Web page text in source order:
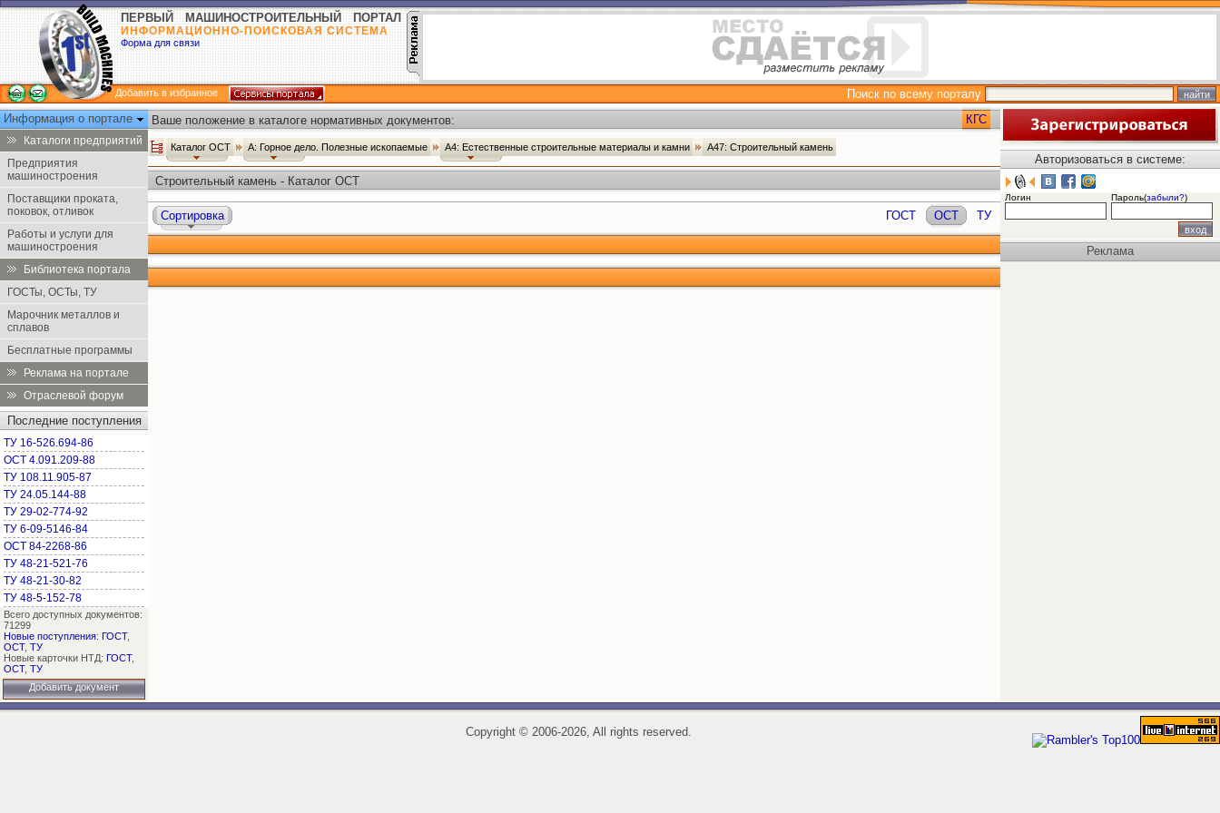
ПЕРВЫЙ МАШИНОСТРОИТЕЛЬНЫЙ ПОРТАЛ
ИНФОРМАЦИОННО-ПОИСКОВАЯ СИСТЕМА
Форма для связи
Добавить в избранное
Поиск по всему порталу
Информация о портале
Каталоги предприятий
Предприятия
машиностроения
Поставщики проката,
поковок, отливок
Работы и услуги для
машиностроения
Библиотека портала
ГОСТы, ОСТы, ТУ
Марочник металлов и
сплавов
Бесплатные программы
Реклама на портале
Отраслевой форум
Последние поступления
ТУ 16-526.694-86
ОСТ 4.091.209-88
ТУ 108.11.905-87
ТУ 24.05.144-88
ТУ 29-02-774-92
ТУ 6-09-5146-84
ОСТ 84-2268-86
ТУ 48-21-521-76
ТУ 48-21-30-82
ТУ 48-5-152-78
Всего доступных документов:
71299
Новые поступления: ГОСТ,
ОСТ, ТУ
Новые карточки НТД: ГОСТ,
ОСТ, ТУ
Добавить документ
Ваше положение в каталоге нормативных документов: КГС
Каталог ОСТ А: Горное дело. Полезные ископаемые А4: Естественные строительные материалы и камни А47: Строительный камень
Строительный камень - Каталог ОСТ
Сортировка ГОСТ ОСТ ТУ
Авторизоваться в системе:
Логин Пароль(забыли?)
Реклама
Copyright ©2006-2026, All rights reserved.